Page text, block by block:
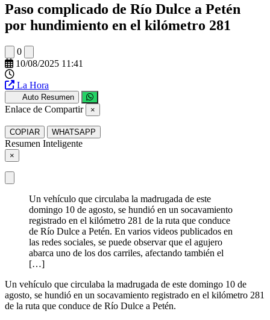
Paso complicado de Río Dulce a Petén
por hundimiento en el kilómetro 281
0
10/08/2025 11:41
La Hora
Auto Resumen
Enlace de Compartir ×
COPIAR WHATSAPP
Resumen Inteligente
×
Un vehículo que circulaba la madrugada de este
domingo 10 de agosto, se hundió en un socavamiento
registrado en el kilómetro 281 de la ruta que conduce
de Río Dulce a Petén. En varios videos publicados en
las redes sociales, se puede observar que el agujero
abarca uno de los dos carriles, afectando también el
[…]
Un vehículo que circulaba la madrugada de este domingo 10 de
agosto, se hundió en un socavamiento registrado en el kilómetro 281
de la ruta que conduce de Río Dulce a Petén.